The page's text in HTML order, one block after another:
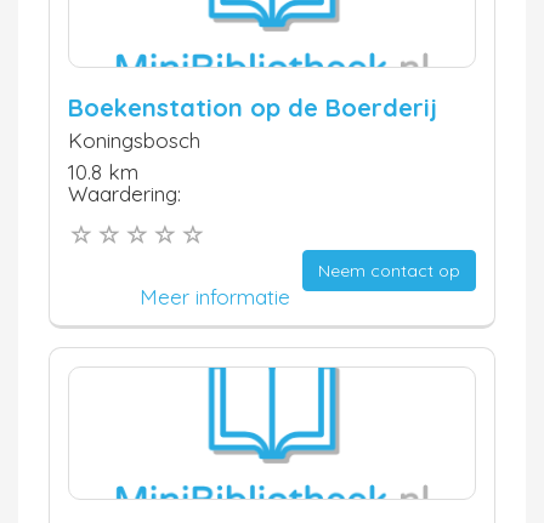
Boekenstation op de Boerderij
Koningsbosch
10.8 km
Waardering:
Neem contact op
Meer informatie